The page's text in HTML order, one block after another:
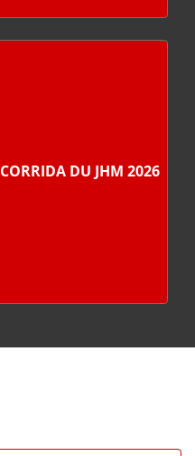
CORRIDA DU JHM 2026